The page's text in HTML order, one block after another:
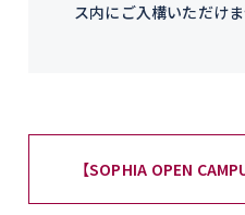
ス内にご入構いただけま
【SOPHIA OPEN